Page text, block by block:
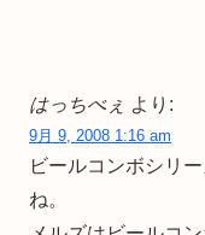
はっちべぇ より:
9月 9, 2008 1:16 am
ビールコンボシリ
ね。